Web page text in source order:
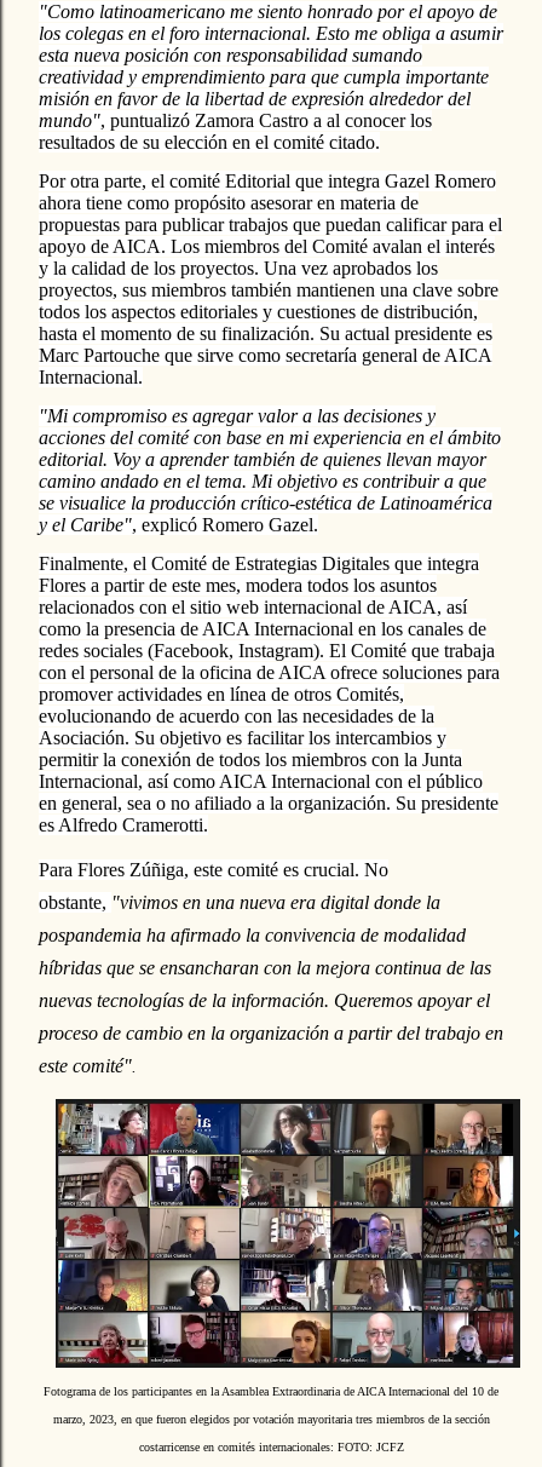
"Como latinoamericano me siento honrado por el apoyo de
los colegas en el foro internacional. Esto me obliga a asumir
esta nueva posición con responsabilidad sumando
creatividad y emprendimiento para que cumpla importante
misión en favor de la libertad de expresión alrededor del
mundo", puntualizó Zamora Castro a al conocer los
resultados de su elección en el comité citado.
Por otra parte, el comité Editorial que integra Gazel Romero
ahora tiene como propósito asesorar en materia de
propuestas para publicar trabajos que puedan calificar para el
apoyo de AICA. Los miembros del Comité avalan el interés
y la calidad de los proyectos. Una vez aprobados los
proyectos, sus miembros también mantienen una clave sobre
todos los aspectos editoriales y cuestiones de distribución,
hasta el momento de su finalización. Su actual presidente es
Marc Partouche que sirve como secretaría general de AICA
Internacional.
"Mi compromiso es agregar valor a las decisiones y
acciones del comité con base en mi experiencia en el ámbito
editorial. Voy a aprender también de quienes llevan mayor
camino andado en el tema. Mi objetivo es contribuir a que
se visualice la producción crítico-estética de Latinoamérica
y el Caribe", explicó Romero Gazel.
Finalmente, el Comité de Estrategias Digitales que integra
Flores a partir de este mes, modera todos los asuntos
relacionados con el sitio web internacional de AICA, así
como la presencia de AICA Internacional en los canales de
redes sociales (Facebook, Instagram). El Comité que trabaja
con el personal de la oficina de AICA ofrece soluciones para
promover actividades en línea de otros Comités,
evolucionando de acuerdo con las necesidades de la
Asociación. Su objetivo es facilitar los intercambios y
permitir la conexión de todos los miembros con la Junta
Internacional, así como AICA Internacional con el público
en general, sea o no afiliado a la organización. Su presidente
es Alfredo Cramerotti.
Para Flores Zúñiga, este comité es crucial. No
obstante, "vivimos en una nueva era digital donde la
pospandemia ha afirmado la convivencia de modalidad
híbridas que se ensancharan con la mejora continua de las
nuevas tecnologías de la información. Queremos apoyar el
proceso de cambio en la organización a partir del trabajo en
este comité".
Fotograma de los participantes en la Asamblea Extraordinaria de AICA Internacional del 10 de
marzo, 2023, en que fueron elegidos por votación mayoritaria tres miembros de la sección
costarricense en comités internacionales: FOTO: JCFZ